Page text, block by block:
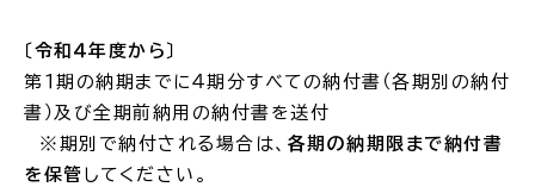
場面から探す
〔 令和４年度から 〕
第１期の納期までに４期分すべての納付書（各期別の納付
書）及び全期前納用の納付書を送付
※期別で納付される場合は、 各期の納期限まで納付書
を保管 してください。